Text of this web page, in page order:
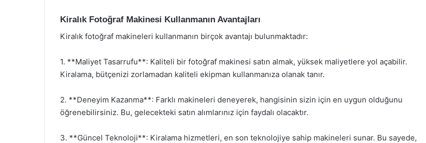
Kiralık Fotoğraf Makinesi Kullanmanın Avantajları
Kiralık fotoğraf makineleri kullanmanın birçok avantajı bulunmaktadır:
1. **Maliyet Tasarrufu**: Kaliteli bir fotoğraf makinesi satın almak, yüksek maliyetlere yol açabilir.
Kiralama, bütçenizi zorlamadan kaliteli ekipman kullanmanıza olanak tanır.
2. **Deneyim Kazanma**: Farklı makineleri deneyerek, hangisinin sizin için en uygun olduğunu
öğrenebilirsiniz. Bu, gelecekteki satın alımlarınız için faydalı olacaktır.
3. **Güncel Teknoloji**: Kiralama hizmetleri, en son teknolojiye sahip makineleri sunar. Bu sayede,